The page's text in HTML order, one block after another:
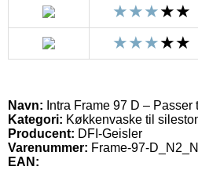
Navn: Intra Frame 97 D –
Kategori: Køkkenvaske til
Producent: DFI-Geisler
Varenummer: Frame-97-
EAN: